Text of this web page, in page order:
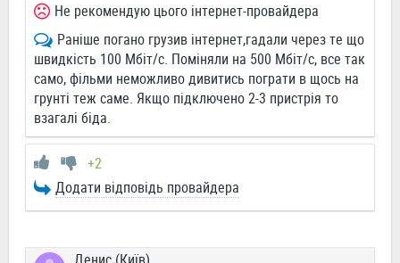
Не рекомендую цього інтернет-провайдера
Раніше погано грузив інтернет,гадали через те що
швидкість 100 Мбіт/с. Поміняли на 500 Мбіт/с, все так
само, фільми неможливо дивитись пограти в щось на
грунті теж саме. Якщо підключено 2-3 пристрія то
взагалі біда.
+2
Додати відповідь провайдера